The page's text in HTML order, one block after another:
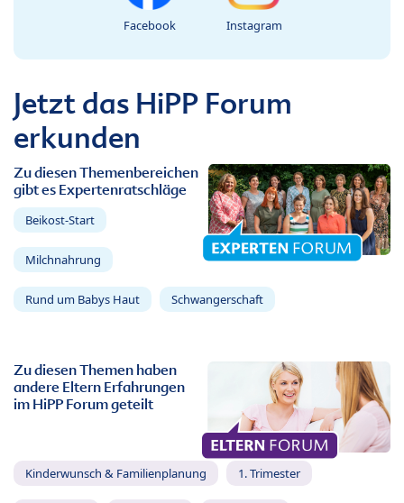
Facebook Instagram
Jetzt das HiPP Forum
erkunden
Zu diesen Themenbereichen
gibt es Expertenratschläge
Beikost-Start
Milchnahrung
Rund um Babys Haut Schwangerschaft
Zu diesen Themen haben
andere Eltern Erfahrungen
im HiPP Forum geteilt
Kinderwunsch & Familienplanung 1. Trimester